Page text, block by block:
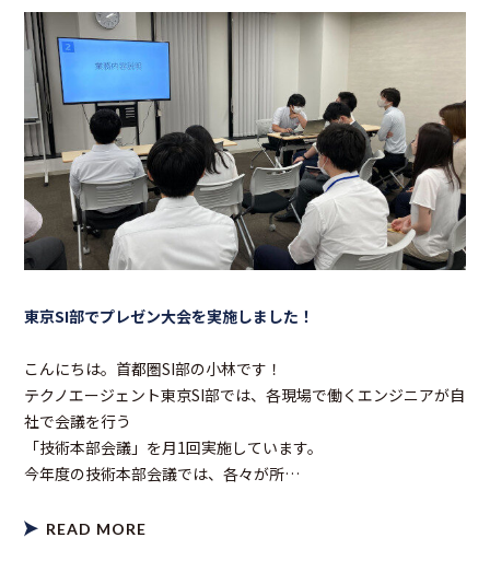
東京SI部でプレゼン大会を実施しました！
こんにちは。首都圏SI部の小林です！
テクノエージェント東京SI部では、各現場で働くエンジニアが自
社で会議を行う
「技術本部会議」を月1回実施しています。
今年度の技術本部会議では、各々が所…
READ MORE